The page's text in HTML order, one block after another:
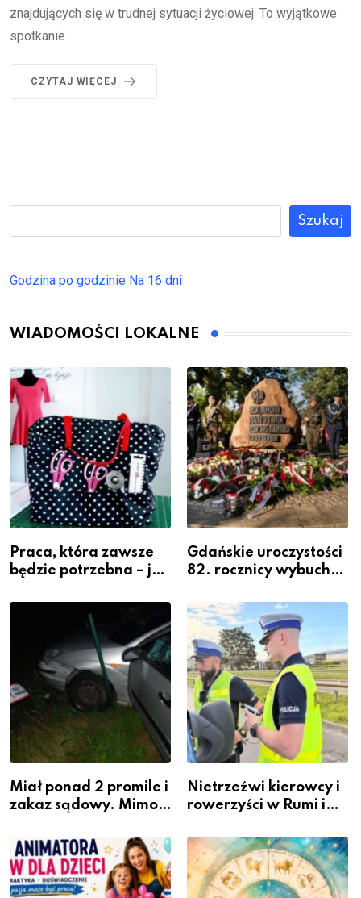
znajdujących się w trudnej sytuacji życiowej. To wyjątkowe
spotkanie
CZYTAJ WIĘCEJ
Szukaj
Godzina po godzinie Na 16 dni
WIADOMOŚCI LOKALNE
Praca, która zawsze
będzie potrzebna – jak
zawodem przyszłości i
gdzie się go nauczyć?
Gdańskie uroczystości
82. rocznicy wybuchu
Warszawskiego
Miał ponad 2 promile i
zakaz sądowy. Mimo
kierownicę w
Bolszewie i uderzył w
ogrodzenie
Nietrzeźwi kierowcy i
rowerzyści w Rumi i